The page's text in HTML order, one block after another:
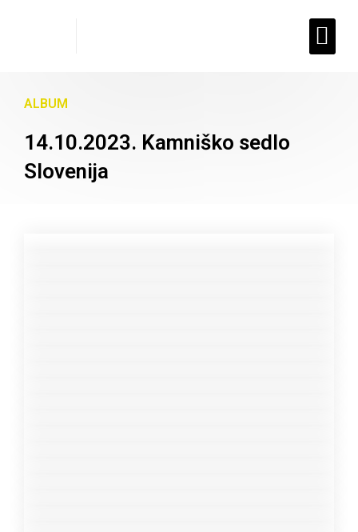
ALBUM
14.10.2023. Kamniško sedlo
Slovenija